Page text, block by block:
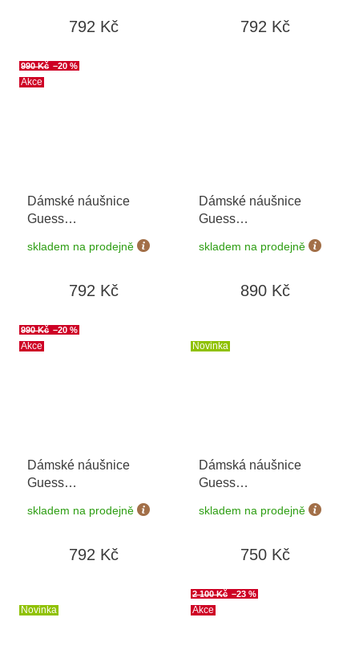
792 Kč 792 Kč
Akce
990 Kč –20 %
Dámské náušnice
Guess
JUBE04164JWRHT/U
skladem na prodejně
792 Kč
Dámské náušnice
Guess
JUBE06080JWRHT/U
skladem na prodejně
890 Kč
Akce
990 Kč –20 %
Dámské náušnice
Guess
JUBE03396JWRHT/U
skladem na prodejně
792 Kč
Novinka
Dámská náušnice
Guess
JUBE06258JWRHT/U
+ možnost výměny do
skladem na prodejně
750 Kč
Novinka Akce
2 100 Kč –23 %